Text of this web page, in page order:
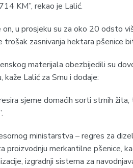
KM”, rekao je Lalić.
u prosjeku su za oko 20 odsto
trošak zasnivanja hektara pšenice
materijala obezbijedili su
Lalić za Srnu i dodaje:
sjeme domaćih sorti strnih
ministarstva – regres za
merkantilne pšenice,
izgradnji sistema za